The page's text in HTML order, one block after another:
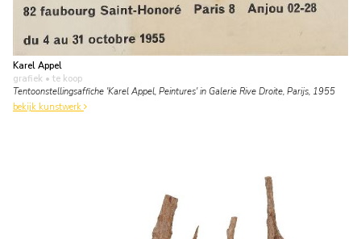
Karel Appel
grafiek • te koop
Tentoonstellingsaffiche 'Karel Appel, Peintures' in Galerie Rive Droite, Parijs, 1955
bekijk kunstwerk